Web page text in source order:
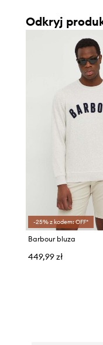
Odkryj
-25% z kodem: OFF*
Barbour bluza
449,99 zł